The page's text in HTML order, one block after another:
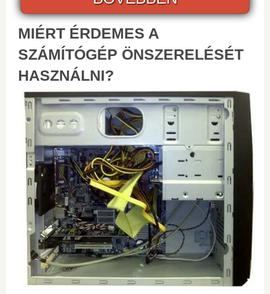
MIÉRT ÉRDEMES A
SZÁMÍTÓGÉP ÖNSZERELÉSÉT
HASZNÁLNI?